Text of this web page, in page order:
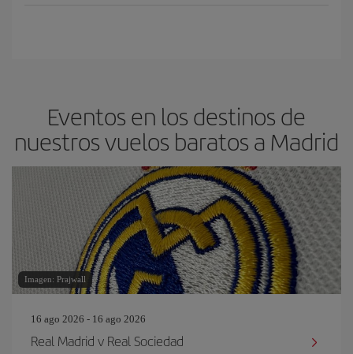
Eventos en los destinos de
nuestros vuelos baratos a Madrid
Imagen: Prajwall
16 ago 2026 - 16 ago 2026
Real Madrid v Real Sociedad